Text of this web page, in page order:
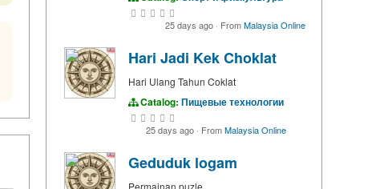
25 days ago · FromMalaysia Online
Hari Jadi Kek Choklat
Hari Ulang Tahun Coklat
Catalog: Пищевые технологии
25 days ago · FromMalaysia Online
Geduduk logam
Permainan puzle